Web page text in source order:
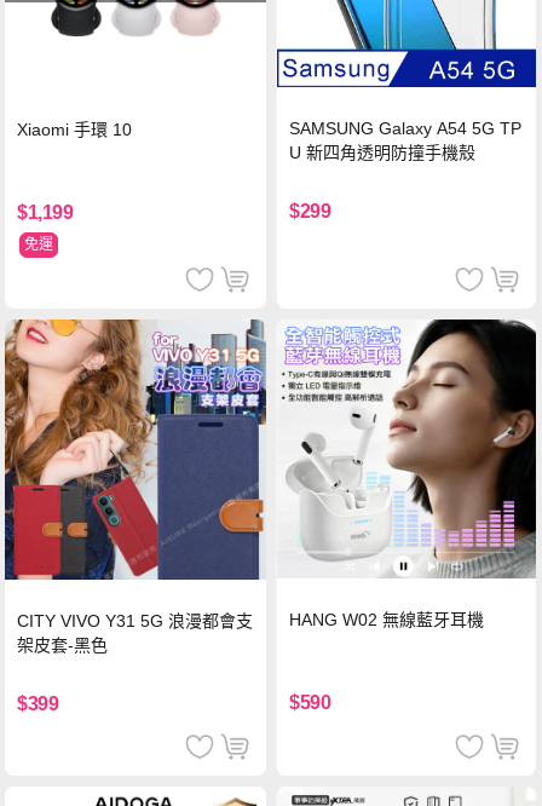
Xiaomi 手環 10
$1,199
免運
SAMSUNG Galaxy A54 5G TP
U 新四角透明防撞手機殼
$299
CITY VIVO Y31 5G 浪漫都會支
架皮套-黑色
$399
HANG W02 無線藍牙耳機
$590